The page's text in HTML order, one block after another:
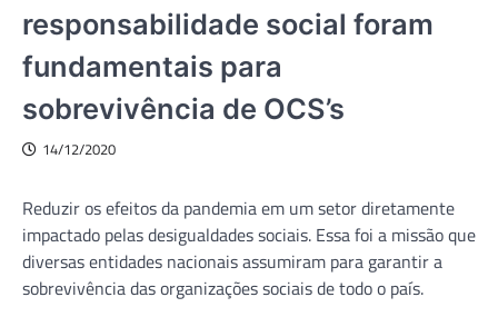
responsabilidade social foram
fundamentais para
sobrevivência de OCS’s
14/12/2020
Reduzir os efeitos da pandemia em um setor diretamente
impactado pelas desigualdades sociais. Essa foi a missão que
diversas entidades nacionais assumiram para garantir a
sobrevivência das organizações sociais de todo o país.